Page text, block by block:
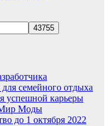
семейного отдыха
успешной карьеры
Мир Моды
до 1 октября 2022